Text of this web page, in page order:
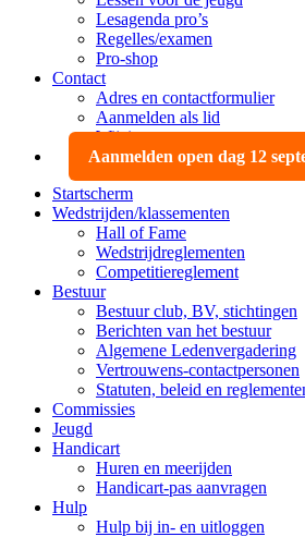
Lesagenda pro’s
Regelles/examen
Pro-shop
Contact
Adres en contactformulier
Aanmelden als lid
Wijzigen, opzeggen
Aanmelden open dag 12
Startscherm
Wedstrijden/klassementen
Hall of Fame
Wedstrijdreglementen
Competitiereglement
Bestuur
Bestuur club, BV, stichtingen
Berichten van het bestuur
Algemene Ledenvergadering
Vertrouwens-contactpersonen
Statuten, beleid en
Commissies
Jeugd
Handicart
Huren en meerijden
Handicart-pas aanvragen
Hulp
Hulp bij in- en uitloggen